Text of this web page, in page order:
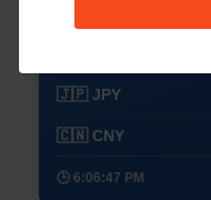
🇯🇵 JPY
🇨🇳 CNY
🕒 6:06:47 PM